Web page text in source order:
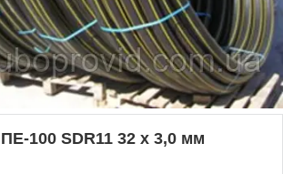
100 SDR11 32 х 3,0 мм